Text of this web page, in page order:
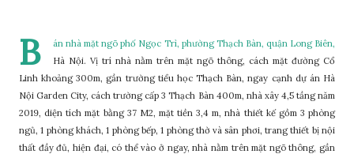
B
án nhà mặt ngõ phố Ngọc Trì, phường Thạch Bàn, quận Long Biên,
Hà Nội. Vị trí nhà nằm trên mặt ngõ thông, cách mặt đường Cổ
Linh khoảng 300m, gần trường tiểu học Thạch Bàn, ngay cạnh dự án Hà
Nội Garden City, cách trường cấp 3 Thạch Bàn 400m, nhà xây 4,5 tầng năm
2019, diện tích mặt bằng 37 M2, mặt tiền 3,4 m, nhà thiết kế gồm 3 phòng
ngủ, 1 phòng khách, 1 phòng bếp, 1 phòng thờ và sân phơi, trang thiết bị nội
thất đầy đủ, hiện đại, có thể vào ở ngay, nhà nằm trên mặt ngõ thông, gần